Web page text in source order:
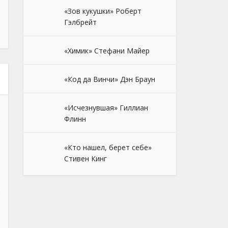
«Зов кукушки» Роберт
Гэлбрейт
«Химик» Стефани Майер
«Код да Винчи» Дэн Браун
«Исчезнувшая» Гиллиан
Флинн
«Кто нашел, берет себе»
Стивен Кинг